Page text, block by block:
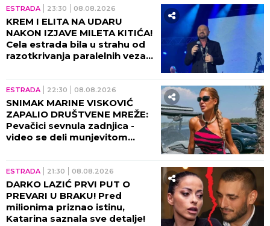
ESTRADA 23:30 08.08.2026
KREM I ELITA NA UDARU
NAKON IZJAVE MILETA KITIĆA!
Cela estrada bila u strahu od
razotkrivanja paralelnih veza
ESTRADA 22:30 08.08.2026
SNIMAK MARINE VISKOVIĆ
ZAPALIO DRUŠTVENE MREŽE:
Pevačici sevnula zadnjica -
video se deli munjevitom
ESTRADA 21:30 08.08.2026
DARKO LAZIĆ PRVI PUT O
PREVARI U BRAKU! Pred
milionima priznao istinu,
Katarina saznala sve detalje!